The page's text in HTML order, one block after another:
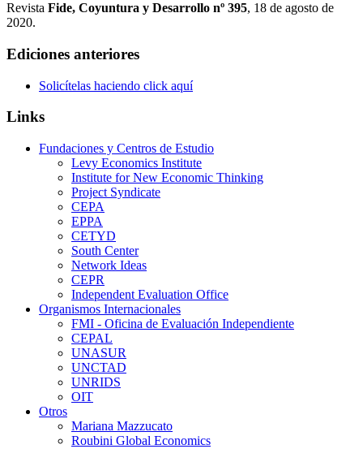
Revista Fide, Coyuntura y Desarrollo nº 395, 18 de agosto de
2020.
Ediciones anteriores
Solicítelas haciendo click aquí
Links
Fundaciones y Centros de Estudio
Levy Economics Institute
Institute for New Economic Thinking
Project Syndicate
CEPA
EPPA
CETYD
South Center
Network Ideas
CEPR
Independent Evaluation Office
Organismos Internacionales
FMI - Oficina de Evaluación Independiente
CEPAL
UNASUR
UNCTAD
UNRIDS
OIT
Otros
Mariana Mazzucato
Roubini Global Economics